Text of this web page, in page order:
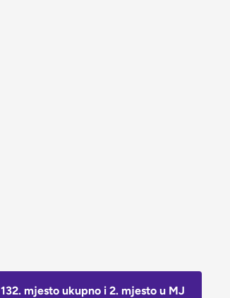
132. mjesto ukupno i 2. mjesto u MJ